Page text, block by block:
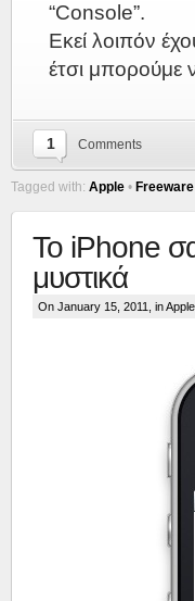
“Console”.
Εκεί λοιπόν
έτσι μπορούμε
1 Comments
Tagged with: Apple • Freeware
Το iPhone
μυστικά
On January 15, 2011, inApple